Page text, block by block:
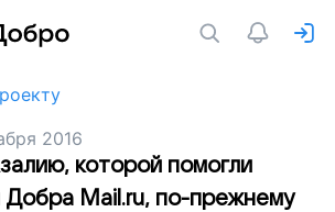
2016
которой помогли
Добра Mail.ru, по-прежнему